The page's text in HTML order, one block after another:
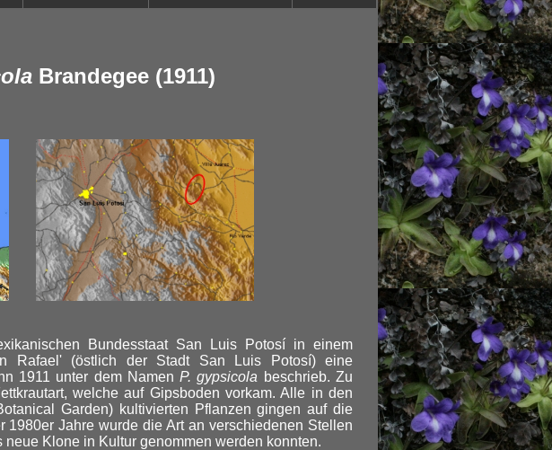
Brandegee (1911)
Bundesstaat San Luis Potosí in einem
Rafael' (östlich der Stadt San Luis Potosí) eine
1911 unter dem NamenP. gypsicola beschrieb. Zu
welche auf Gipsboden vorkam. Alle in den
Garden) kultivierten Pflanzen gingen auf die
Jahre wurde die Art an verschiedenen Stellen
Klone in Kultur genommen werden konnten.